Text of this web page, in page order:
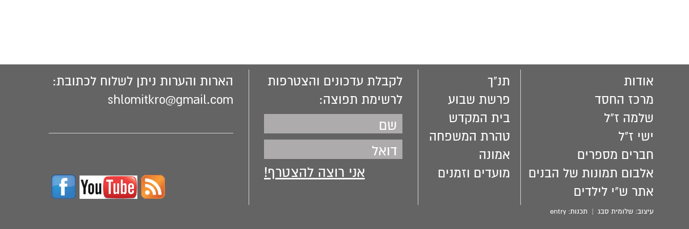
אודות
מרכז החסד
שלמה ז"ל
ישי ז"ל
חברים מספרים
אלבום תמונות של הבנים
אתר ש"י לילדים
תנ"ך
פרשת שבוע
בית המקדש
טהרת המשפחה
אמונה
מועדים וזמנים
לקבלת עדכונים והצטרפות
לרשימת תפוצה:
הארות והערות ניתן לשלוח לכתובת:
shlomitkro@gmail.com
עיצוב:שלומית סבג | תכנות:entry